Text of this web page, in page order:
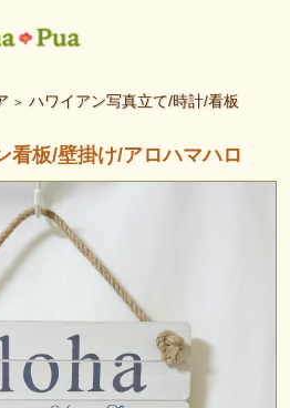
> ハワイアン写真立て/時計/看板
看板/壁掛け/アロハマハロ